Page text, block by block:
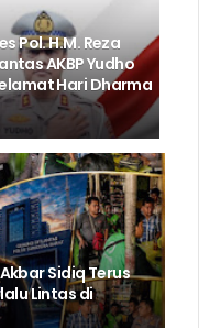
Pol. H.M. Reza
AKBP Yudho
Hari Dharma
Sidiq Terus
Lintas di